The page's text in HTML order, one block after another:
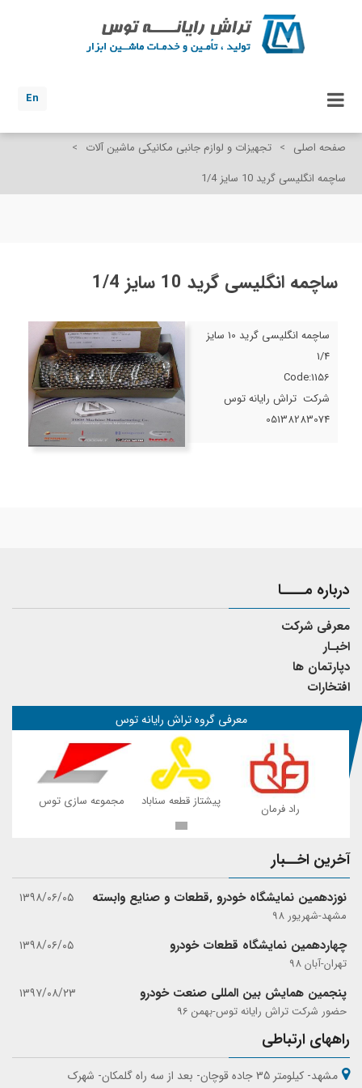
En
صفحه اصلی > تجهیزات و لوازم جانبی مکانیکی ماشین آلات >
ساچمه انگلیسی گرید 10 سایز 1/4
ساچمه انگلیسی گرید 10 سایز 1/4
ساچمه انگلیسی گرید 10 سایز
1/4
Code:1156
شرکت تراش رایانه توس
05138283074
درباره مــــا
معرفی شرکت
اخبـار
دپارتمان ها
افتخارات
معرفی گروه تراش رایانه توس
مجموعه سازی توس پیشتاز قطعه سناباد راد فرمان
آخرین اخــبار
نوزدهمین نمایشگاه خودرو ,قطعات و صنایع وابسته ۱۳۹۸/۰۶/۰۵
مشهد-شهریور 98
چهاردهمین نمایشگاه قطعات خودرو ۱۳۹۸/۰۶/۰۵
تهران-آبان 98
پنجمین همایش بین المللی صنعت خودرو ۱۳۹۷/۰۸/۲۳
حضور شرکت تراش رایانه توس-بهمن 96
راههای ارتباطی
مشهد- کیلومتر 35 جاده قوچان- بعد از سه راه گلمکان- شهرک